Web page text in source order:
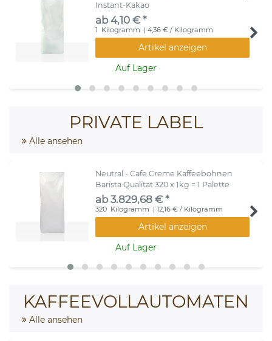
Instant-Kakao
ab 4,10 € *
1 Kilogramm | 4,36 € / Kilogramm
Artikel anzeigen
Auf Lager
PRIVATE LABEL
Alle ansehen
Neutral - Cafe Creme Kaffeebohnen
Barista Qualität 320 x 1kg = 1 Palette
ab 3.829,68 € *
320 Kilogramm | 12,16 € / Kilogramm
Artikel anzeigen
Auf Lager
KAFFEEVOLLAUTOMATEN
Alle ansehen